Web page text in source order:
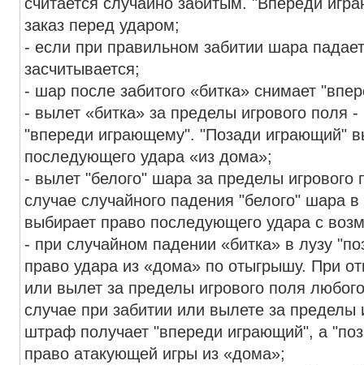
заказ перед ударом;
- если при правильном забитии шара
засчитывается;
- шар после забитого «битка» снимает
- вылет «битка» за пределы игрового поля
"впереди играющему". "Позади играющий"
последующего удара «из дома»;
- вылет "белого" шара за пределы
случае случайного падения "белого" шара
выбирает право последующего удара с
- при случайном падении «битка» в лузу
право удара из «дома» по отыгрышу. При
или вылет за пределы игрового поля
случае при забитии или вылете за пределы
штраф получает "впереди играющий", а
право атакующей игры из «дома»;